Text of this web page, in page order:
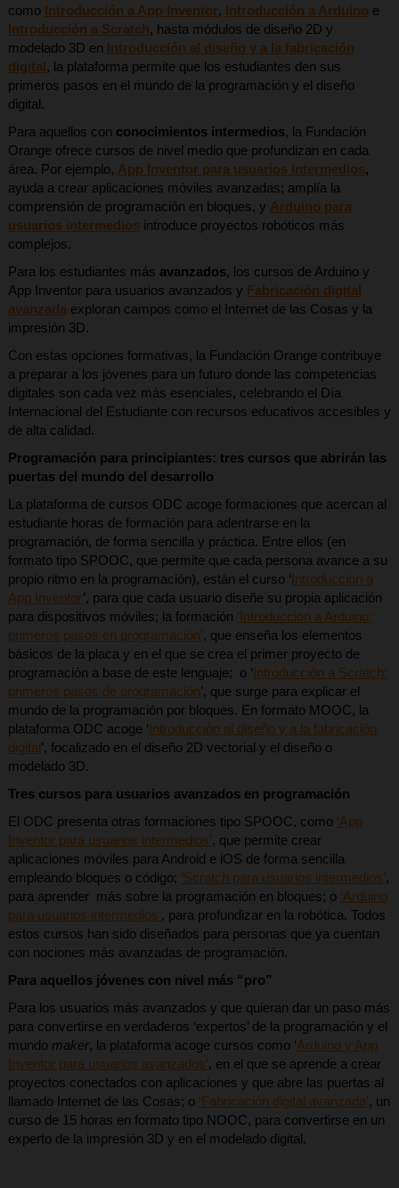
como Introducción a App Inventor, Introducción a Arduino e
Introducción a Scratch, hasta módulos de diseño 2D y
modelado 3D en Introducción al diseño y a la fabricación
digital, la plataforma permite que los estudiantes den sus
primeros pasos en el mundo de la programación y el diseño
digital.
Para aquellos con conocimientos intermedios, la Fundación
Orange ofrece cursos de nivel medio que profundizan en cada
área. Por ejemplo, App Inventor para usuarios intermedios,
ayuda a crear aplicaciones móviles avanzadas; amplía la
comprensión de programación en bloques, y Arduino para
usuarios intermediosintroduce proyectos robóticos más
complejos.
Para los estudiantes más avanzados, los cursos de Arduino y
App Inventor para usuarios avanzados y Fabricación digital
avanzadaexploran campos como el Internet de las Cosas y la
impresión 3D.
Con estas opciones formativas, la Fundación Orange contribuye
a preparar a los jóvenes para un futuro donde las competencias
digitales son cada vez más esenciales, celebrando el Día
Internacional del Estudiante con recursos educativos accesibles y
de alta calidad.
Programación para principiantes: tres cursos que abrirán las
puertas del mundo del desarrollo
La plataforma de cursos ODC acoge formaciones que acercan al
estudiante horas de formación para adentrarse en la
programación, de forma sencilla y práctica. Entre ellos (en
formato tipo SPOOC, que permite que cada persona avance a su
propio ritmo en la programación), están el curso ‘Introducción a
App Inventor’, para que cada usuario diseñe su propia aplicación
para dispositivos móviles; la formación ‘Introducción a Arduino:
primeros pasos en programación’, que enseña los elementos
básicos de la placa y en el que se crea el primer proyecto de
programación a base de este lenguaje; o ‘Introducción a Scratch:
primeros pasos de programación’, que surge para explicar el
mundo de la programación por bloques. En formato MOOC, la
plataforma ODC acoge ‘Introducción al diseño y a la fabricación
digital’, focalizado en el diseño 2D vectorial y el diseño o
modelado 3D.
Tres cursos para usuarios avanzados en programación
El ODC presenta otras formaciones tipo SPOOC, como ‘App
Inventor para usuarios intermedios’, que permite crear
aplicaciones móviles para Android e iOS de forma sencilla
empleando bloques o código; ‘Scratch para usuarios intermedios’,
para aprender más sobre la programación en bloques; o ‘Arduino
para usuarios intermedios’, para profundizar en la robótica. Todos
estos cursos han sido diseñados para personas que ya cuentan
con nociones más avanzadas de programación.
Para aquellos jóvenes con nivel más “pro”
Para los usuarios más avanzados y que quieran dar un paso más
para convertirse en verdaderos ‘expertos’ de la programación y el
mundo maker, la plataforma acoge cursos como ‘Arduino y App
Inventor para usuarios avanzados’, en el que se aprende a crear
proyectos conectados con aplicaciones y que abre las puertas al
llamado Internet de las Cosas; o ‘Fabricación digital avanzada’, un
curso de 15 horas en formato tipo NOOC, para convertirse en un
experto de la impresión 3D y en el modelado digital.